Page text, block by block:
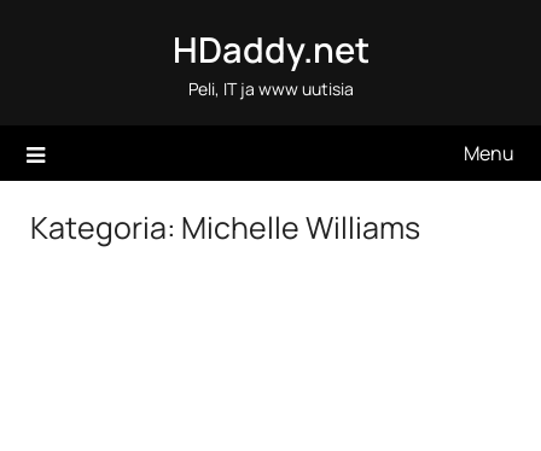
HDaddy.net
Peli, IT ja www uutisia
Menu
Kategoria: Michelle Williams